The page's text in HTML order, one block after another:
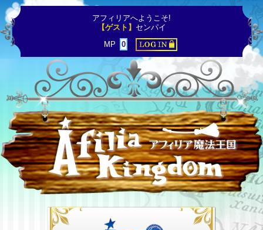
アフィリアへようこそ!
【ゲスト】 センパイ
MP
0